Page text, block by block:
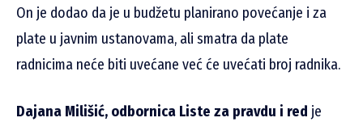
On je dodao da je u budžetu planirano povećanje i za
plate u javnim ustanovama, ali smatra da plate
radnicima neće biti uvećane već će uvećati broj radnika.
Dajana Milišić, odbornica Liste za pravdu i red je